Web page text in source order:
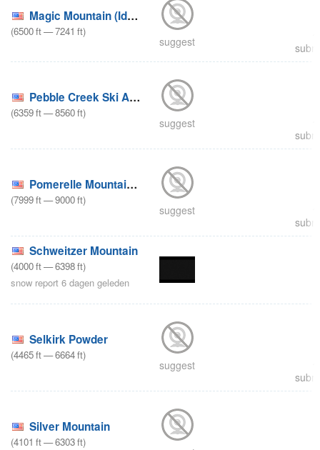
Magic Mountain (Idaho)
(6500ft—7241 ft)
suggest
Pebble Creek Ski Area
(6359ft—8560ft)
suggest
Pomerelle Mountain Resort
(7999ft—9000ft)
suggest
Schweitzer Mountain
(4000ft—6398ft)
snow report 6 dagen geleden
Selkirk Powder
(4465ft—6664ft)
suggest
Silver Mountain
(4101 ft—6303ft)